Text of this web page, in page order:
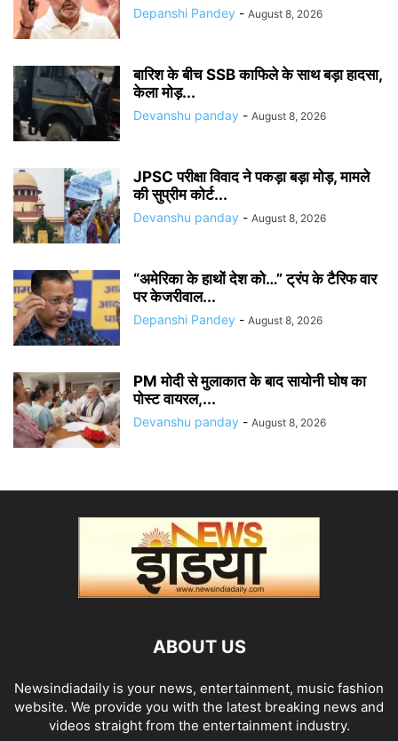
Depanshi Pandey - August 8, 2026
बारिश के बीच SSB काफिले के साथ बड़ा हादसा,
केला मोड़...
Devanshu panday - August 8, 2026
JPSC परीक्षा विवाद ने पकड़ा बड़ा मोड़, मामले
की सुप्रीम कोर्ट...
Devanshu panday - August 8, 2026
“अमेरिका के हाथों देश को…” ट्रंप के टैरिफ वार
पर केजरीवाल...
Depanshi Pandey - August 8, 2026
PM मोदी से मुलाकात के बाद सायोनी घोष का
पोस्ट वायरल,...
Devanshu panday - August 8, 2026
ABOUT US
Newsindiadaily is your news, entertainment, music fashion
website. We provide you with the latest breaking news and
videos straight from the entertainment industry.